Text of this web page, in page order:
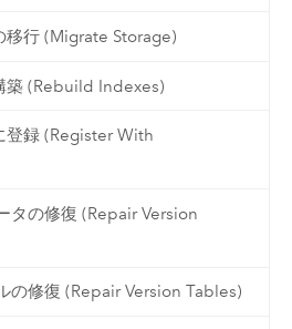
移行 (Migrate Storage)
築 (Rebuild Indexes)
登録 (Register With
タの修復 (Repair Version
の修復 (Repair Version Tables)